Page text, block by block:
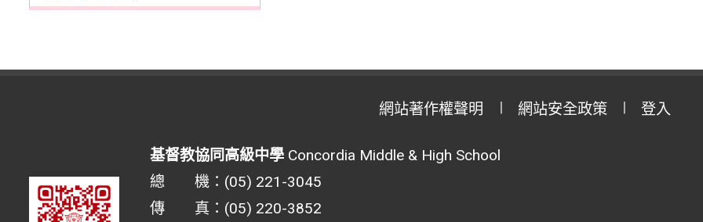
網站著作權聲明 網站安全政策 登入
基督教協同高級中學Concordia Middle & High School
總 機：(05) 221-3045
傳 真：(05) 220-3852